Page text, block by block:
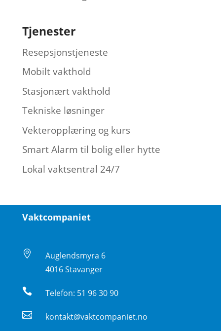
Tjenester
Resepsjonstjeneste
Mobilt vakthold
Stasjonært vakthold
Tekniske løsninger
Vekteropplæring og kurs
Smart Alarm til bolig eller hytte
Lokal vaktsentral 24/7
Vaktcompaniet

Auglendsmyra 6
4016 Stavanger
 Telefon: 51 96 30 90
 kontakt@vaktcompaniet.no